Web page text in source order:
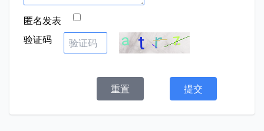
匿名发表
验证码
重置 提交